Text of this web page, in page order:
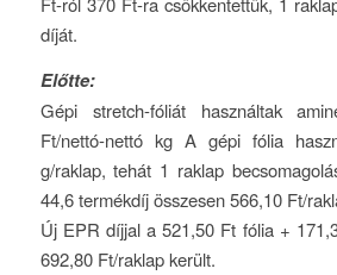
díját.
Előtte:
Gépi stretch-fóliát használtak
Ft/nettó-nettó kg A gépi fólia
g/raklap, tehát 1 raklap
44,6 termékdíj összesen 566,10 Ft/
Új EPR díjjal a 521,50 Ft fólia +
692,80 Ft/raklap került.